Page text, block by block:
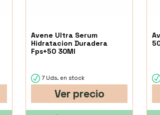
Avene Ultra Serum
Hidratacion Duradera
Fps+50 30Ml
7 Uds. en stock
Ver precio